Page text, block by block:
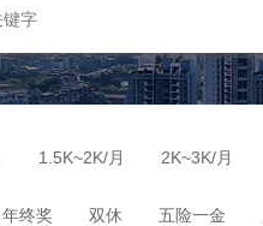
1.5K~2K/月 2K~3K/月
年终奖 双休 五险一金